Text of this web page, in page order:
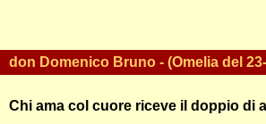
don Domenico Bruno - (Omelia del
Chi ama col cuore riceve il doppio di